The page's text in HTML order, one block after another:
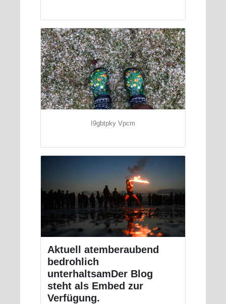
I9gbtpky Vpcm
Aktuell atemberaubend
bedrohlich
unterhaltsamDer Blog
steht als Embed zur
Verfügung.